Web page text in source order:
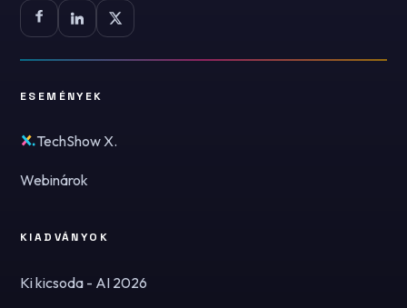
ESEMÉNYEK
TechShow X.
Webinárok
KIADVÁNYOK
Ki kicsoda - AI 2026